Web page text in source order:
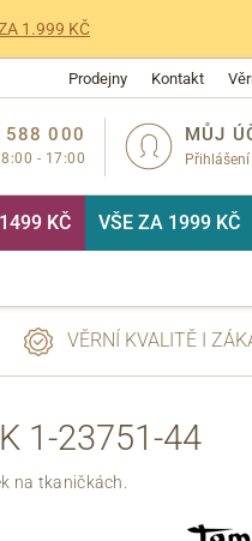
1.999 KČ
Prodejny Kontakt
MŮJ
Přihlášení
588 000
- 17:00
KČ VŠE ZA 1999 KČ
VĚRNÍ KVALITĚ I
1-23751-44
na tkaničkách.